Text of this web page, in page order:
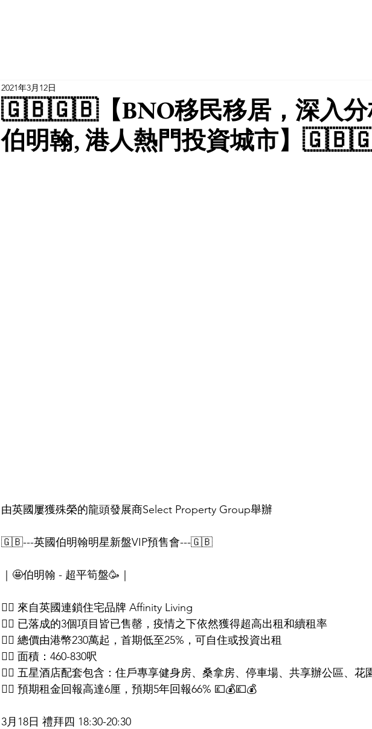
🇬🇧🇬🇧【BNO移民移居，深入分
伯明翰, 港人熱門投資城市】
2021年3月12日
由英國屢獲殊榮的龍頭發展商Select Property Group舉辦
🇬🇧---英國伯明翰明星新盤VIP預售會---🇬🇧
｜🤩伯明翰 - 超平筍盤🥳｜
👍🏻 來自英國連鎖住宅品牌 Affinity Living
👍🏻 已落成的3個項目皆已售罄，疫情之下依然獲得超高出租和續租率
👍🏻 總價由港幣230萬起，首期低至25%，可自住或投資出租
👍🏻 面積：460-830呎
👍🏻 五星酒店配套包含：住戶專享健身房、桑拿房、停車場、共享辦公區、花
👍🏻 預期租金回報高達6厘，預期5年回報66% 💷💰💷💰
3月18日 禮拜四 18:30-20:30